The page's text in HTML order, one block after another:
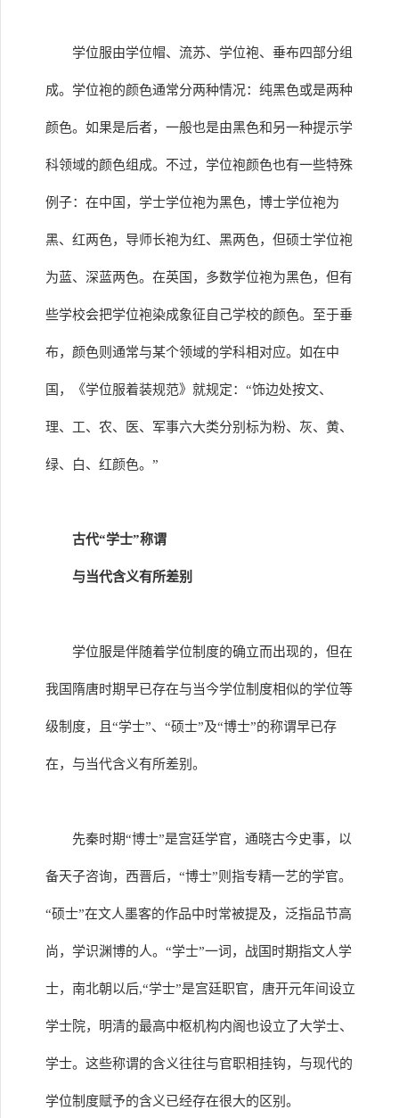
学位服由学位帽、流苏、学位袍、垂布四部分组
成。学位袍的颜色通常分两种情况：纯黑色或是两种
颜色。如果是后者，一般也是由黑色和另一种提示学
科领域的颜色组成。不过，学位袍颜色也有一些特殊
例子：在中国，学士学位袍为黑色，博士学位袍为
黑、红两色，导师长袍为红、黑两色，但硕士学位袍
为蓝、深蓝两色。在英国，多数学位袍为黑色，但有
些学校会把学位袍染成象征自己学校的颜色。至于垂
布，颜色则通常与某个领域的学科相对应。如在中
国，《学位服着装规范》就规定：“饰边处按文、
理、工、农、医、军事六大类分别标为粉、灰、黄、
绿、白、红颜色。”
古代“学士”称谓
与当代含义有所差别
学位服是伴随着学位制度的确立而出现的，但在
我国隋唐时期早已存在与当今学位制度相似的学位等
级制度，且“学士”、“硕士”及“博士”的称谓早已存
在，与当代含义有所差别。
先秦时期“博士”是宫廷学官，通晓古今史事，以
备天子咨询，西晋后，“博士”则指专精一艺的学官。
“硕士”在文人墨客的作品中时常被提及，泛指品节高
尚，学识渊博的人。“学士”一词，战国时期指文人学
士，南北朝以后,“学士”是宫廷职官，唐开元年间设立
学士院，明清的最高中枢机构内阁也设立了大学士、
学士。这些称谓的含义往往与官职相挂钩，与现代的
学位制度赋予的含义已经存在很大的区别。